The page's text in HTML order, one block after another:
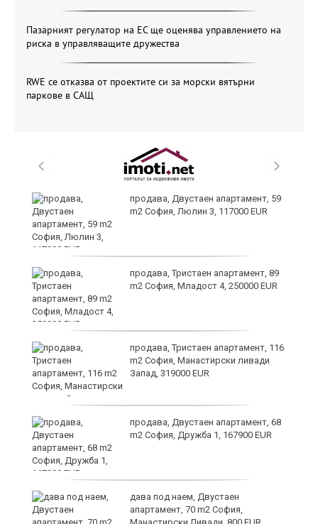
Пазарният регулатор на ЕС ще оценява управлението на
риска в управляващите дружества
RWE се отказва от проектите си за морски вятърни
паркове в САЩ
продава, Двустаен апартамент, 59
m2 София, Люлин 3, 117000 EUR
продава, Тристаен апартамент, 89
m2 София, Младост 4, 250000 EUR
продава, Тристаен апартамент, 116
m2 София, Манастирски ливади
Запад, 319000 EUR
продава, Двустаен апартамент, 68
m2 София, Дружба 1, 167900 EUR
дава под наем, Двустаен
апартамент, 70 m2 София,
Манастирски Ливади, 800 EUR